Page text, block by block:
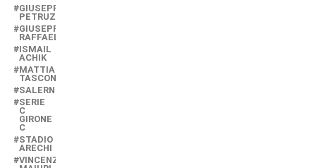
GIUSEPPE
PETRUZZINI
GIUSEPPE
RAFFAELE
ISMAIL
ACHIK
MATTIA
TASCONE
SALERNITANA
SERIE
C
GIRONE
C
STADIO
ARECHI
VINCENZO